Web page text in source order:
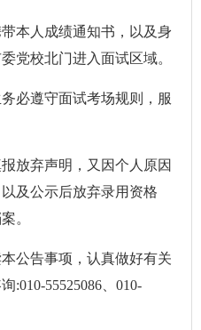
人成绩通知书，以及身
党校北门进入面试区域。
遵守面试考场规则，服
弃声明，又因个人原因
及公示后放弃录用资格
。
告事项，认真做好有关
:010-55525086、010-